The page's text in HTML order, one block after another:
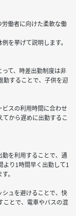
働者に向けた柔軟な働
を挙げて説明します。
て、時差出勤制度は非
勤することで、子供を迎
スの利用時間に合わせ
てから遅めに出勤するこ
を利用することで、通
より1時間早く出勤して1
。
ュを避けることで、快
ことで、電車やバスの混